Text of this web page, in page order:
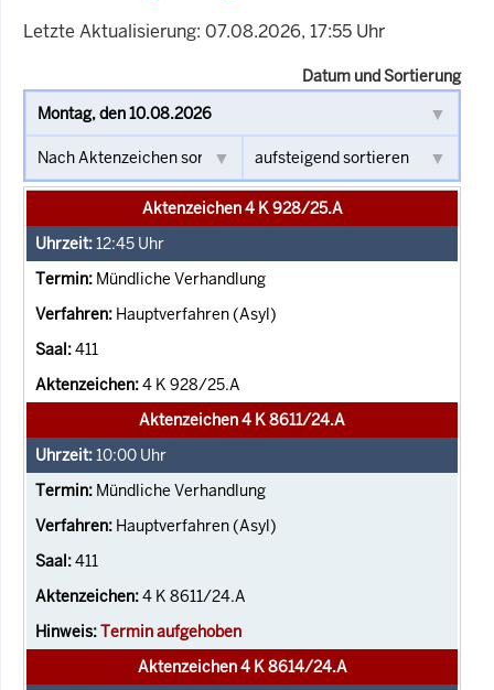
Letzte Aktualisierung: 07.08.2026, 17:55 Uhr
Datum und Sortierung
Aktenzeichen 4 K 928/25.A
12:45 Uhr
Mündliche Verhandlung
Hauptverfahren (Asyl)
411
4 K 928/25.A
Aktenzeichen 4 K 8611/24.A
10:00 Uhr
Mündliche Verhandlung
Hauptverfahren (Asyl)
411
4 K 8611/24.A
Termin aufgehoben
Aktenzeichen 4 K 8614/24.A